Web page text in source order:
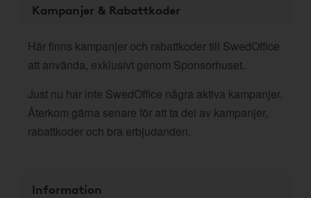
Kampanjer & Rabattkoder
Här finns kampanjer och rabattkoder till SwedOffice
att använda, exklusivt genom Sponsorhuset.
Just nu har inte SwedOffice några aktiva kampanjer.
Återkom gärna senare för att ta del av kampanjer,
rabattkoder och bra erbjudanden.
Information